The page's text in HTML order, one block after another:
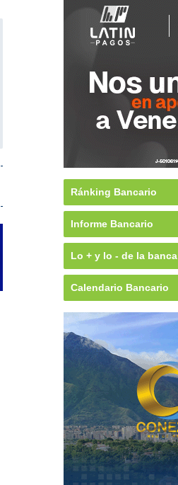
Ránking Bancario
Informe Bancario
Lo + y lo - de la banca
Calendario Bancario